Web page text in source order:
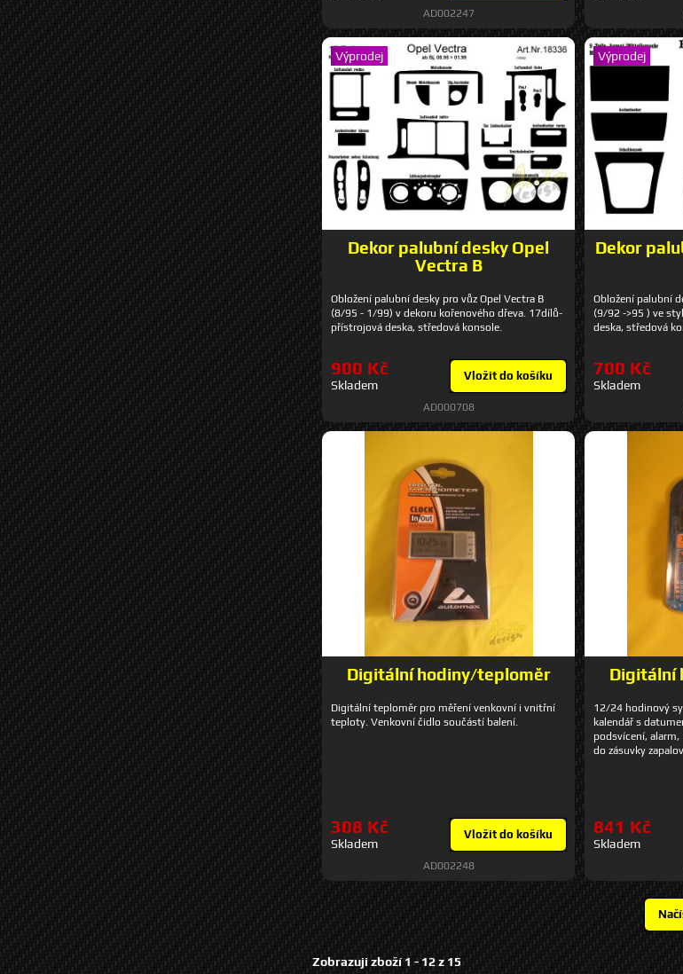
AD002247
Výprodej
Dekor palubní desky Opel
Vectra B
Obložení palubní desky pro vůz Opel Vectra B
(8/95 - 1/99) v dekoru kořenového dřeva. 17dílů-
přístrojová deska, středová konsole.
900 Kč
Skladem
Vložit do košíku
AD000708
Výprodej
Dekor
Obložení palubní
(9/92 ->95 ) ve
deska, středová
700 Kč
Skladem
Digitální hodiny/teploměr
Digitální teploměr pro měření venkovní i vnitřní
teploty. Venkovní čidlo součástí balení.
308 Kč
Skladem
Vložit do košíku
AD002248
Digitální
12/24 hodinový
kalendář s
podsvícení,
do zásuvky
841 Kč
Skladem
Zobrazuji zboží 1 - 12z 15